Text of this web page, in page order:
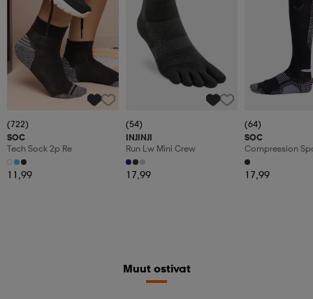
(722)
SOC
Tech Sock 2p Re
11,99
(54)
INJINJI
Run Lw Mini Crew
17,99
(64)
SOC
Compression
Juoksusukat,
17,99
Muut ostivat